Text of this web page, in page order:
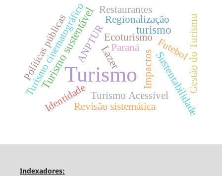
Turismo
Turismo sustentável turismo
Impactos
Lazer Sustentabilidade
Ecoturismo
Turismo cinematográfico
Políticas públicas Regionalização
Turismo Acessível
Restaurantes
Paraná
Identidade
Futebol
Revisão sistemática
ANPTUR Gestão do Turismo
Indexadores: